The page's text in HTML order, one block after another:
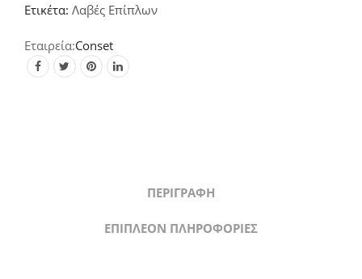
Ετικέτα: Λαβές Επίπλων
Conset
ΠΕΡΙΓΡΑΦΉ
ΕΠΙΠΛΈΟΝ ΠΛΗΡΟΦΟΡΊΕΣ